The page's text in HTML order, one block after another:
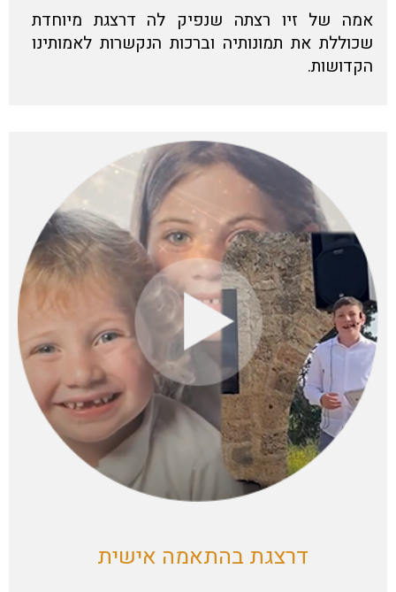
אמה של זיו רצתה שנפיק לה דרצגת מיוחדת
שכוללת את תמונותיה וברכות הנקשרות לאמותינו
הקדושות.
דרצגת בהתאמה אישית